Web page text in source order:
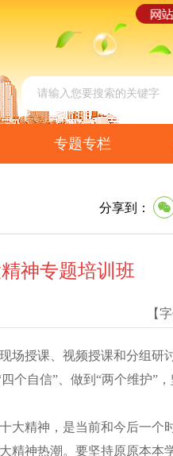
专题专栏
分享到：
神专题培训班
【
授课、视频授课和分组研
个自信”、做到“两个维护”
精神，是当前和今后一个
精神热潮。要坚持原原本本